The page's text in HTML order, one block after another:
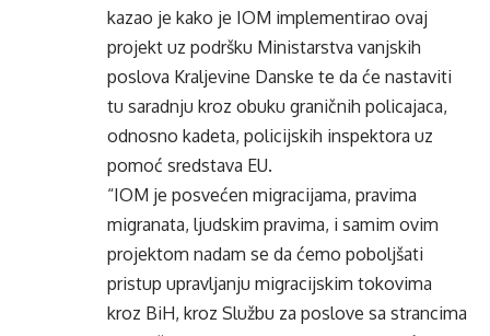
kazao je kako je IOM implementirao ovaj
projekt uz podršku Ministarstva vanjskih
poslova Kraljevine Danske te da će nastaviti
tu saradnju kroz obuku graničnih policajaca,
odnosno kadeta, policijskih inspektora uz
pomoć sredstava EU.
“IOM je posvećen migracijama, pravima
migranata, ljudskim pravima, i samim ovim
projektom nadam se da ćemo poboljšati
pristup upravljanju migracijskim tokovima
kroz BiH, kroz Službu za poslove sa strancima